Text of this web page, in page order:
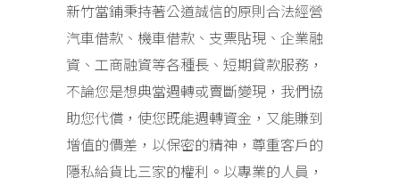
新竹當鋪秉持著公道誠信的原則合法經營
汽車借款、機車借款、支票貼現、企業融
資、工商融資等各種長、短期貸款服務，
不論您是想典當週轉或賣斷變現，我們協
助您代償，使您既能週轉資金，又能賺到
增值的價差，以保密的精神，尊重客戶的
隱私給貨比三家的權利。以專業的人員，